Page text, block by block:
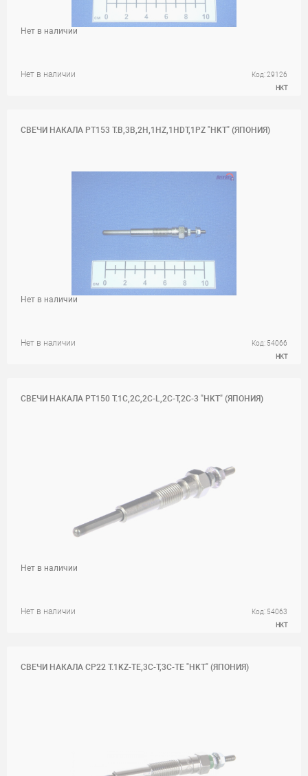
Нет в наличии Код: 29126
HKT
Нет в наличии
СВЕЧИ НАКАЛА PT153 T.B,3B,2H,1HZ,1HDT,1PZ "HKT" (ЯПОНИЯ)
Нет в наличии Код: 54066
HKT
Нет в наличии
СВЕЧИ НАКАЛА PT150 T.1C,2C,2C-L,2C-T,2C-3 "HKT" (ЯПОНИЯ)
Нет в наличии Код: 54063
HKT
Нет в наличии
СВЕЧИ НАКАЛА CP22 T.1KZ-TE,3C-T,3C-TE "HKT" (ЯПОНИЯ)